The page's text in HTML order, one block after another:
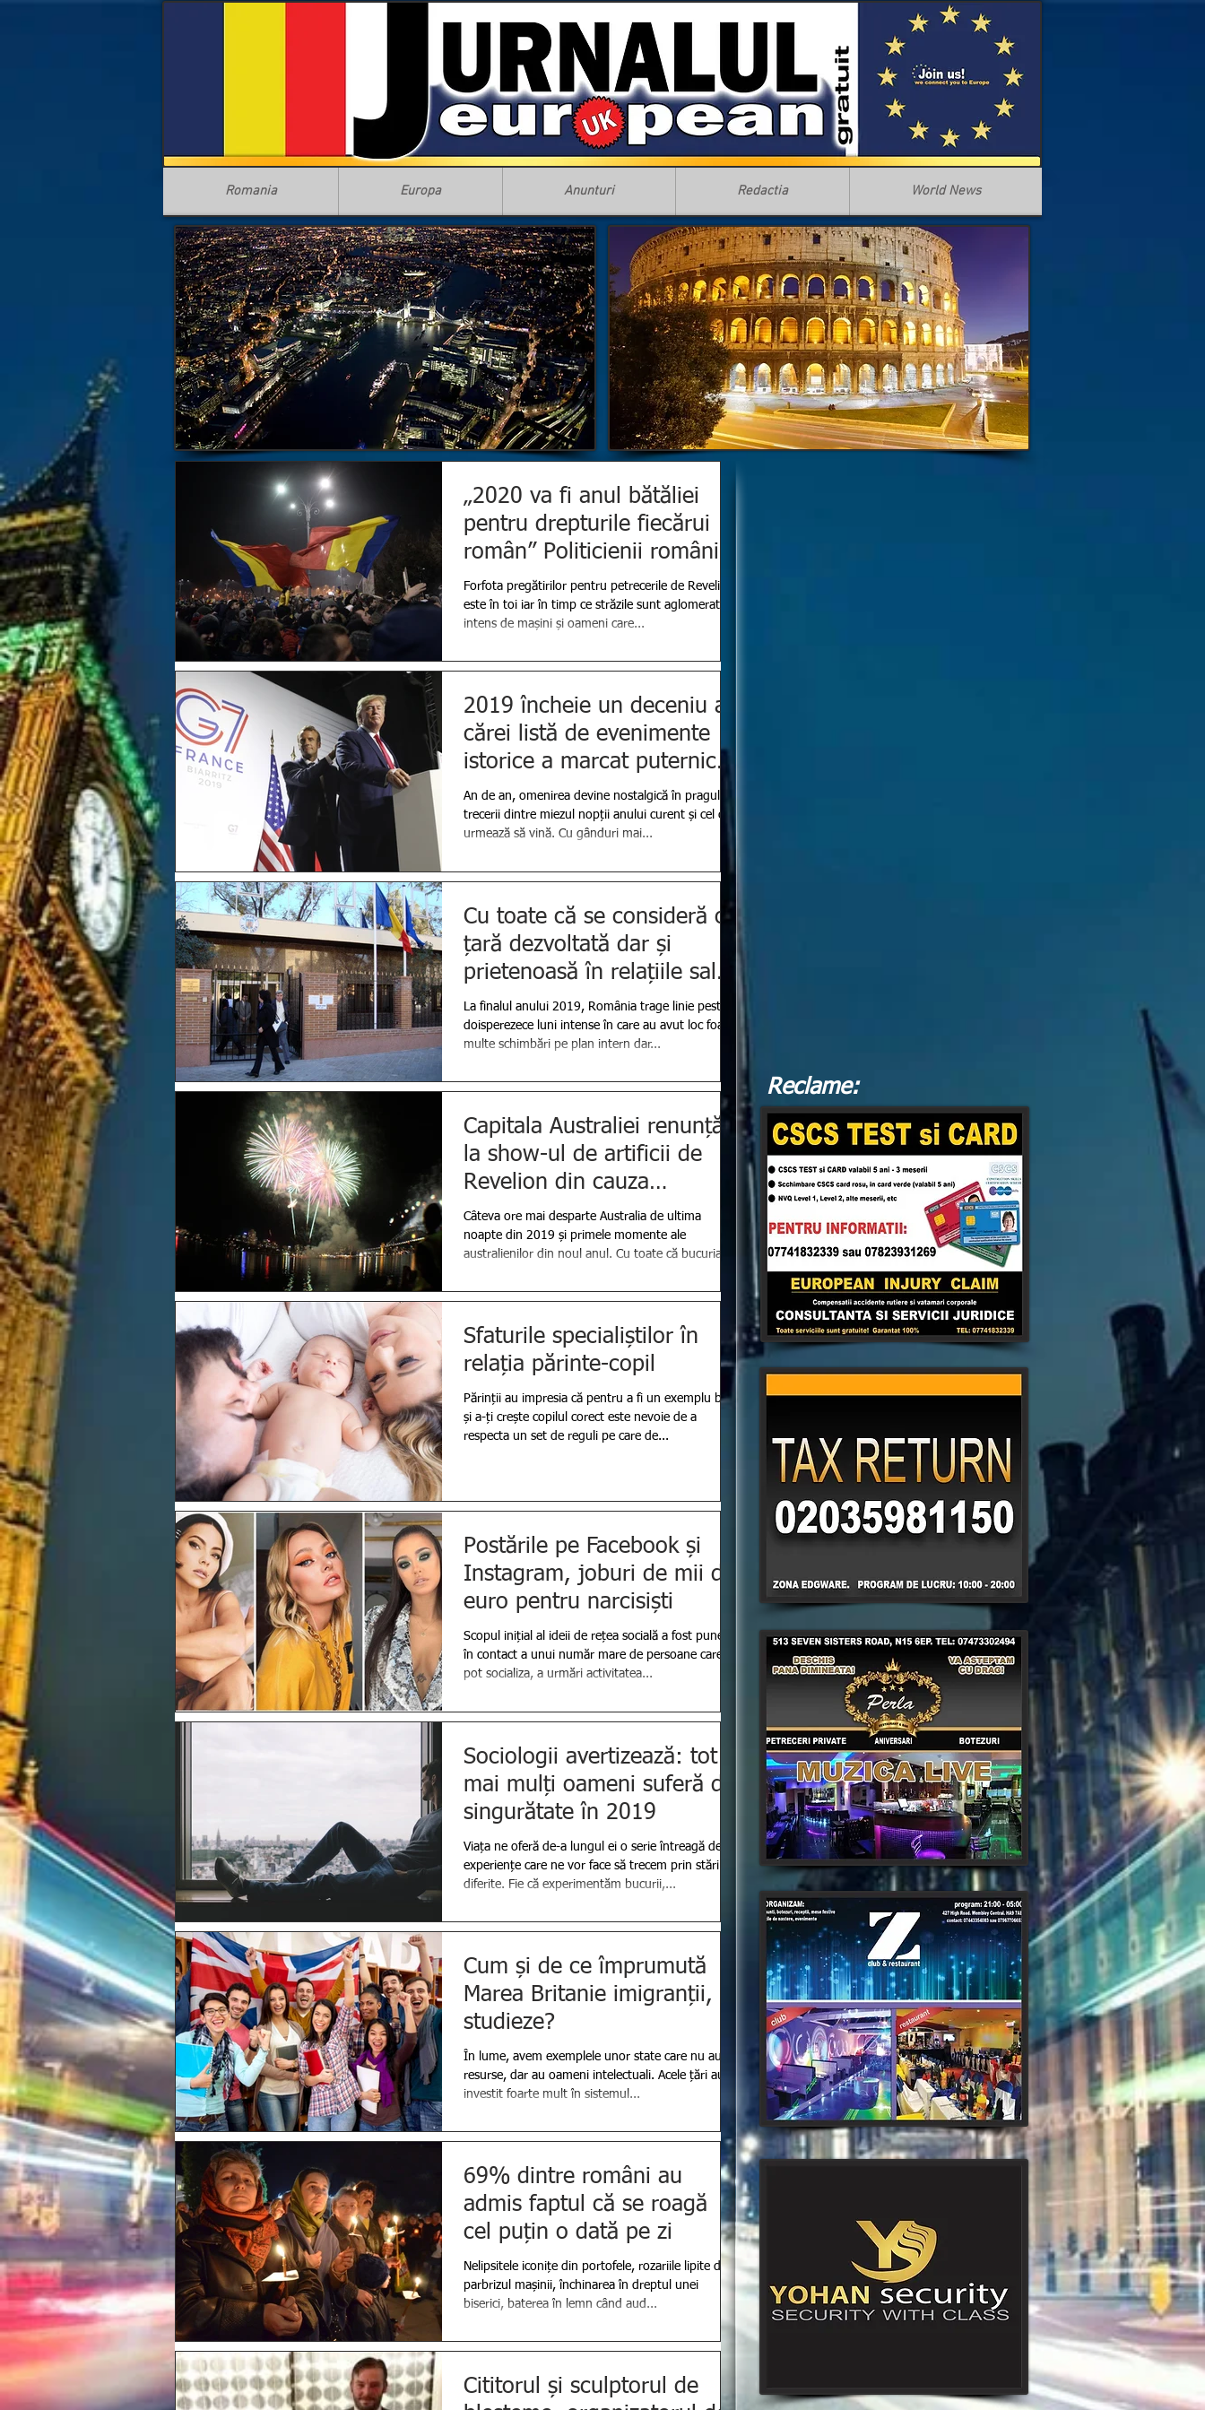
Romania Europa Anunturi Redactia World News
„2020 va fi anul bătăliei
pentru drepturile fiecărui
român” Politicienii români
au bifat în ultima z
Forfota pregătirilor pentru petrecerile de Revelion
este în toi iar în timp ce străzile sunt aglomerate
intens de mașini și oameni care...
2019 încheie un deceniu a
cărei listă de evenimente
istorice a marcat puternic
realitatea omenirii d
An de an, omenirea devine nostalgică în pragul
trecerii dintre miezul nopții anului curent și cel care
urmează să vină. Cu gânduri mai...
Cu toate că se consideră o
țară dezvoltată dar și
prietenoasă în relațiile sale
externe, România nu
La finalul anului 2019, România trage linie peste
doisperezece luni intense în care au avut loc foarte
multe schimbări pe plan intern dar...
Capitala Australiei renunță
la show-ul de artificii de
Revelion din cauza
incendiilor masive cu care
Câteva ore mai desparte Australia de ultima
noapte din 2019 și primele momente ale
australienilor din noul anul. Cu toate că bucuria...
Sfaturile specialiștilor în
relația părinte-copil
Părinții au impresia că pentru a fi un exemplu bun
și a-ți crește copilul corect este nevoie de a
respecta un set de reguli pe care de...
Postările pe Facebook și
Instagram, joburi de mii de
euro pentru narcisiști
Scopul inițial al ideii de rețea socială a fost punerea
în contact a unui număr mare de persoane care
pot socializa, a urmări activitatea...
Sociologii avertizează: tot
mai mulți oameni suferă de
singurătate în 2019
Viața ne oferă de-a lungul ei o serie întreagă de
experiențe care ne vor face să trecem prin stări
diferite. Fie că experimentăm bucurii,...
Cum și de ce împrumută
Marea Britanie imigranții, să
studieze?
În lume, avem exemplele unor state care nu au
resurse, dar au oameni intelectuali. Acele țări au
investit foarte mult în sistemul...
69% dintre români au
admis faptul că se roagă
cel puțin o dată pe zi
Nelipsitele iconițe din portofele, rozariile lipite de
parbrizul mașinii, închinarea în dreptul unei
biserici, baterea în lemn când aud...
Cititorul și sculptorul de
Reclame: